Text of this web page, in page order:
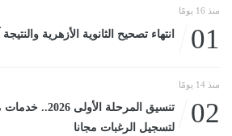
منذ 16 يومًا
01 انتهاء تصحيح الثانوية الأزهرية
منذ 14 يومًا
02
تنسيق المرحلة
لتسجيل الرغبات مجانا